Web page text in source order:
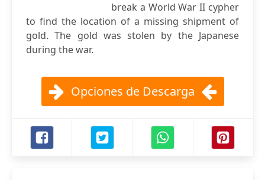
break a World War II cypher
to find the location of a missing shipment of
gold. The gold was stolen by the Japanese
during the war.
Opciones de Descarga